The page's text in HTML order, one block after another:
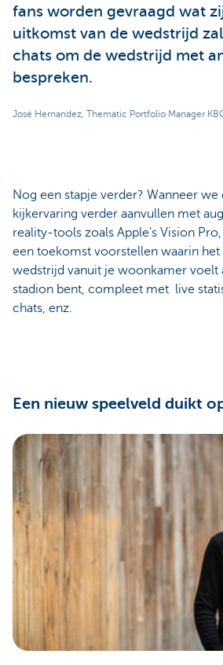
fans worden gevraagd wat
uitkomst van de wedstrijd
chats om de wedstrijd met
bespreken.
José Hernandez, Thematic Portfolio Manager
Nog een stapje verder? Wanneer
kijkervaring verder aanvullen met
reality-tools zoals Apple's Vision
een toekomst voorstellen waarin het
wedstrijd vanuit je woonkamer voelt
stadion bent, compleet met live
chats, enz.
Een nieuw speelveld duikt